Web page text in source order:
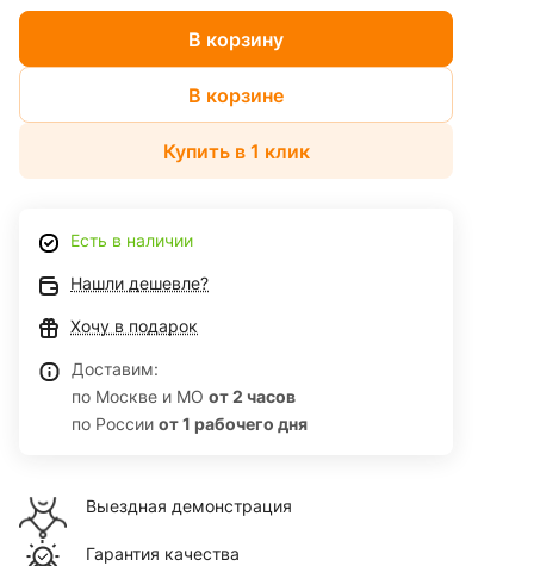
В корзину
В корзине
Купить в 1 клик
Есть в наличии
Нашли дешевле?
Хочу в подарок
Доставим:
по Москве и МО от 2 часов
по России от 1 рабочего дня
Выездная демонстрация
Гарантия качества